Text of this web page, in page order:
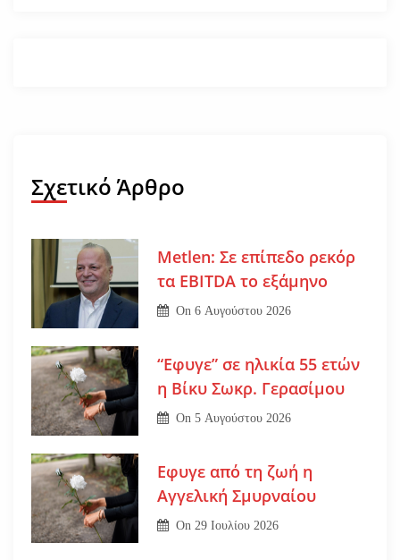
Σχετικό Άρθρο
Metlen: Σε επίπεδο ρεκόρ
τα EBITDA το εξάμηνο
On6 Αυγούστου 2026
“Εφυγε” σε ηλικία 55 ετών
η Βίκυ Σωκρ. Γερασίμου
On5 Αυγούστου 2026
Εφυγε από τη ζωή η
Αγγελική Σμυρναίου
On29 Ιουλίου 2026